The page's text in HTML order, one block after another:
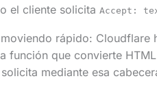
el cliente solicita Accept:
rápido: Cloudflare
función que convierte
mediante esa